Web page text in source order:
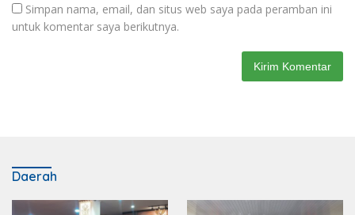
Simpan nama, email, dan situs web saya pada peramban ini
untuk komentar saya berikutnya.
Daerah